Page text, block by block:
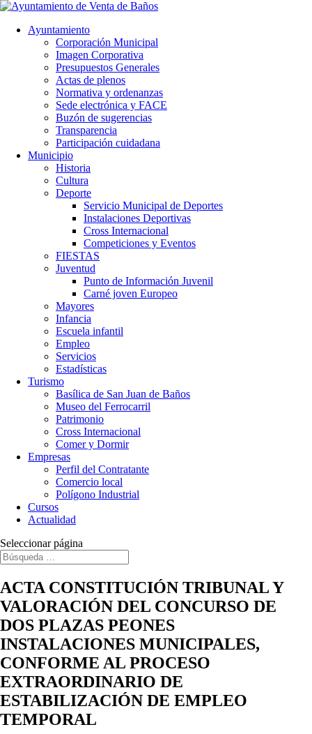
Ayuntamiento
Corporación Municipal
Imagen Corporativa
Presupuestos Generales
Actas de plenos
Normativa y ordenanzas
Sede electrónica y FACE
Buzón de sugerencias
Transparencia
Participación cuidadana
Municipio
Historia
Cultura
Deporte
Servicio Municipal de Deportes
Instalaciones Deportivas
Cross Internacional
Competiciones y Eventos
FIESTAS
Juventud
Punto de Información Juvenil
Carné joven Europeo
Mayores
Infancia
Escuela infantil
Empleo
Servicios
Estadísticas
Turismo
Basílica de San Juan de Baños
Museo del Ferrocarril
Patrimonio
Cross Internacional
Comer y Dormir
Empresas
Perfil del Contratante
Comercio local
Polígono Industrial
Cursos
Actualidad
Seleccionar página
ACTA CONSTITUCIÓN TRIBUNAL Y
VALORACIÓN DEL CONCURSO DE
DOS PLAZAS PEONES
INSTALACIONES MUNICIPALES,
CONFORME AL PROCESO
EXTRAORDINARIO DE
ESTABILIZACIÓN DE EMPLEO
TEMPORAL